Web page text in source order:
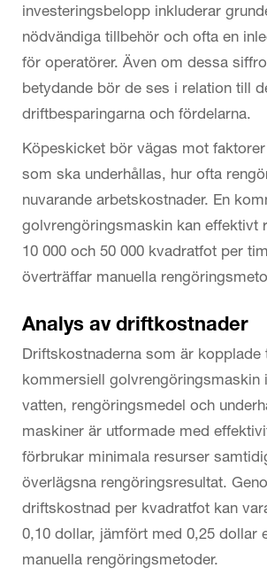
investeringsbelopp inkluderar
nödvändiga tillbehör och ofta en
för operatörer. Även om dessa
betydande bör de ses i relation till
driftbesparingarna och fördelarna.
Köpeskicket bör vägas mot
som ska underhållas, hur ofta
nuvarande arbetskostnader. En
golvrengöringsmaskin kan effektivt
10 000 och 50 000 kvadratfot per
överträffar manuella
Analys av driftkostnader
Driftskostnaderna som är kopplade
kommersiell golvrengöringsmaskin
vatten, rengöringsmedel och
maskiner är utformade med
förbrukar minimala resurser
överlägsna rengöringsresultat.
driftskostnad per kvadratfot kan
0,10 dollar, jämfört med 0,25 dollar
manuella rengöringsmetoder.